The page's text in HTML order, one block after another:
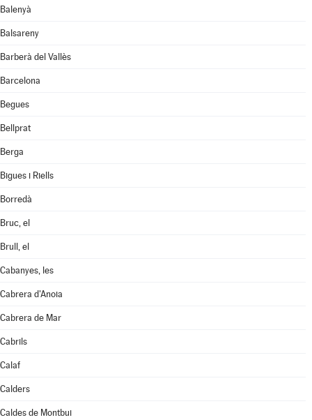
Balenyà
Balsareny
Barberà del Vallès
Barcelona
Begues
Bellprat
Berga
Bigues i Riells
Borredà
Bruc, el
Brull, el
Cabanyes, les
Cabrera d'Anoia
Cabrera de Mar
Cabrils
Calaf
Calders
Caldes de Montbui